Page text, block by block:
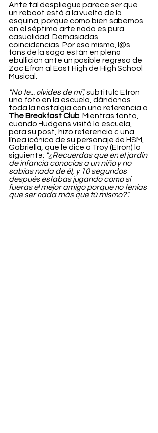
Ante tal despliegue parece ser que
un reboot está a la vuelta de la
esquina, porque como bien sabemos
en el séptimo arte nada es pura
casualidad. Demasiadas
coincidencias. Por eso mismo, l@s
fans de la saga están en plena
ebullición ante un posible regreso de
Zac Efron al East High de High School
Musical.
"No te... olvides de mí", subtituló Efron
una foto en la escuela, dándonos
toda la nostalgia con una referencia a
The Breakfast Club . Mientras tanto,
cuando Hudgens visitó la escuela,
para su post, hizo referencia a una
línea icónica de su personaje de HSM,
Gabriella, que le dice a Troy (Efron) lo
siguiente: "¿Recuerdas que en el jardín
de infancia conocías a un niño y no
sabías nada de él, y 10 segundos
después estabas jugando como si
fueras el mejor amigo porque no tenías
que ser nada más que tú mismo?".